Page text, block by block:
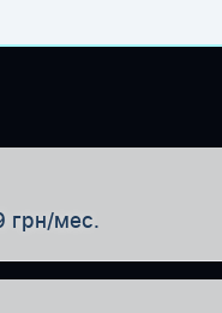
грн/мес.